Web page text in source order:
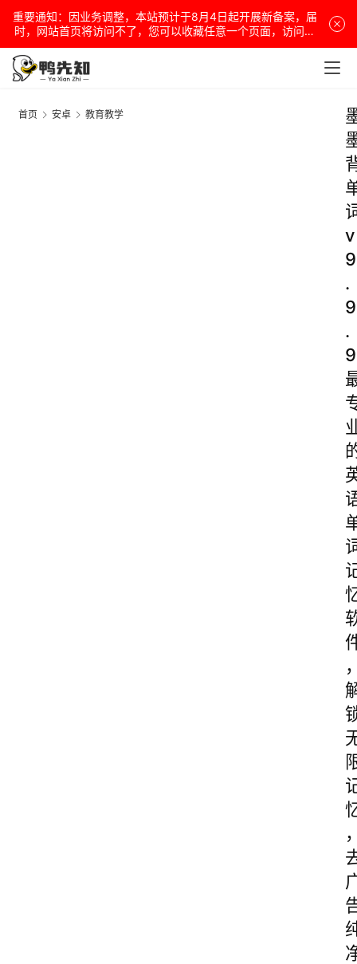
重要通知：因业务调整，本站预计于8月4日起开展新备案，届
时，网站首页将访问不了，您可以收藏任意一个页面，访问网
站！
首页 安卓 教育教学
v
9
.
9
.
9